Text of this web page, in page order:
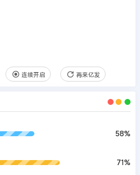
连续开启 再来亿发
58%
71%